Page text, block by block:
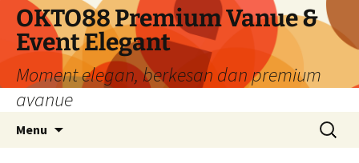
Skip
content
OKTO88 Premium Vanue &
Event Elegant
Moment elegan, berkesan dan premium
avanue
Menu
Search
for: